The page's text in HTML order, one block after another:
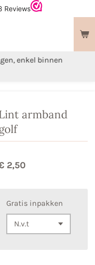
enkel binnen
armband
2,50
Gratis inpakken